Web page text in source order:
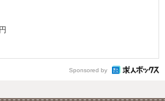
Sponsored by